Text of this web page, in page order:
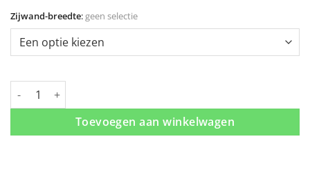
Zijwand-breedte:geen selectie
Douchecabine met 3-delige schuifdeur chroom aantal
Toevoegen aan winkelwagen